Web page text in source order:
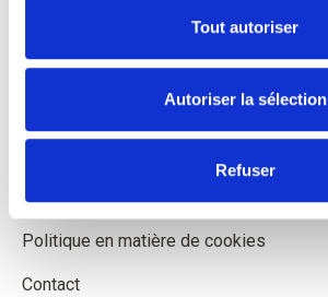
Tout autoriser
Autoriser la sélection
Refuser
À propos de Knitting for Olive
Expédition et livraison
Formulaire de rétractation
Confidentialité
Politique en matière de cookies
Contact